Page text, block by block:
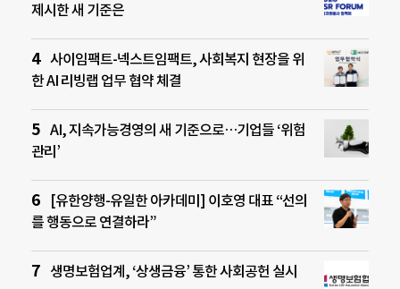
제시한 새 기준은
사이임팩트-넥스트임팩트, 사회복지 현장을 위
한 AI 리빙랩 업무 협약 체결
AI, 지속가능경영의 새 기준으로…기업들 ‘위험
관리’
[유한양행-유일한 아카데미] 이호영 대표 “선의
를 행동으로 연결하라”
생명보험업계, ‘상생금융’ 통한 사회공헌 실시